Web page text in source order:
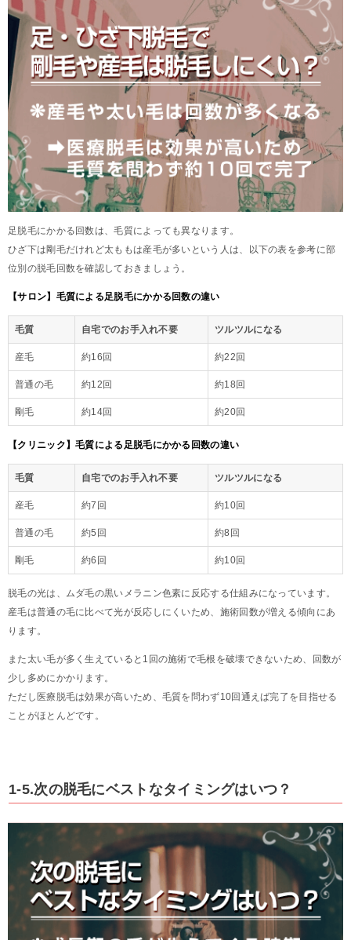
足脱毛にかかる回数は、毛質によっても異なります。
ひざ下は剛毛だけれど太ももは産毛が多いという人は、以下の表を参考に部
位別の脱毛回数を確認しておきましょう。
【サロン】毛質による足脱毛にかかる回数の違い
毛質 自宅でのお手入れ不要 ツルツルになる
産毛 約16回 約22回
普通の毛 約12回 約18回
剛毛 約14回 約20回
【クリニック】毛質による足脱毛にかかる回数の違い
毛質 自宅でのお手入れ不要 ツルツルになる
産毛 約7回 約10回
普通の毛 約5回 約8回
剛毛 約6回 約10回
脱毛の光は、ムダ毛の黒いメラニン色素に反応する仕組みになっています。
産毛は普通の毛に比べて光が反応しにくいため、施術回数が増える傾向にあ
ります。
また太い毛が多く生えていると1回の施術で毛根を破壊できないため、回数が
少し多めにかかります。
ただし医療脱毛は効果が高いため、毛質を問わず10回通えば完了を目指せる
ことがほとんどです。
1-5.次の脱毛にベストなタイミングはいつ？